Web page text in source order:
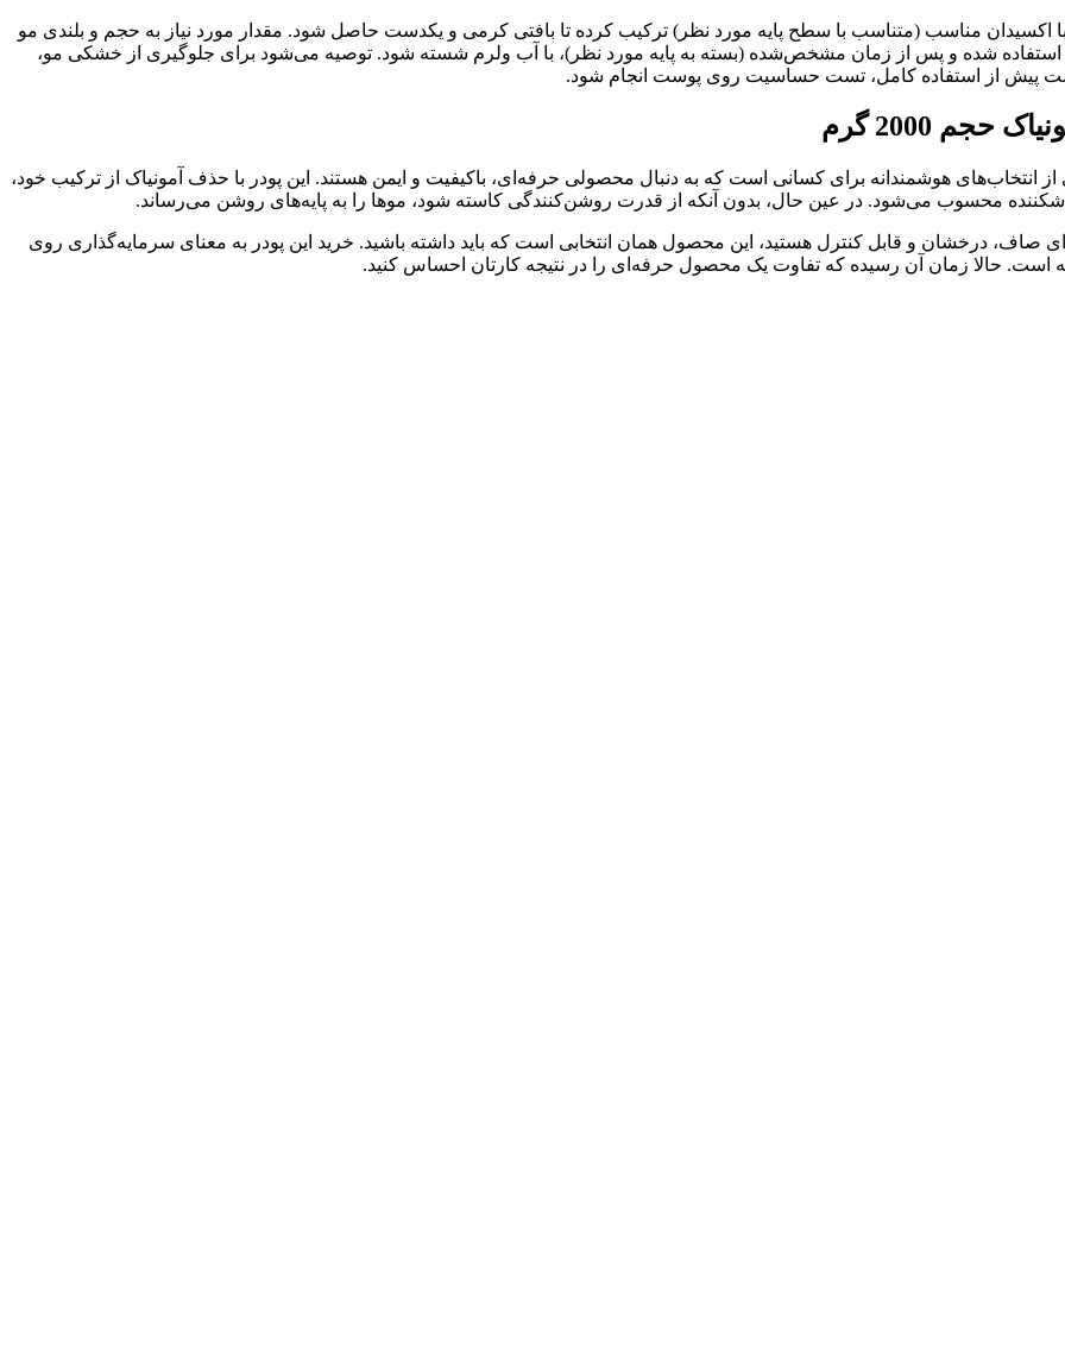
اکسیدان مناسب (متناسب با سطح پایه مورد نظر) ترکیب کرده تا بافتی کرمی و یکدست حاصل شود. مقدار مورد نیاز به حجم و بلندی مو
شده و پس از زمان مشخص‌شده (بسته به پایه مورد نظر)، با آب ولرم شسته شود. توصیه می‌شود برای جلوگیری از خشکی مو،
پیش از استفاده کامل، تست حساسیت روی پوست انجام شود.
2000 گرم
بدون آمونیاک مکس دلوکس با حجم ۲۰۰۰ گرم، یکی از انتخاب‌های هوشمندانه برای کسانی است که به دنبال محصولی حرفه‌ای، باکیفیت و ایمن هستند. این پودر با حذف آمونیاک از ترکیب خود،
محسوب می‌شود. در عین حال، بدون آنکه از قدرت روشن‌کنندگی کاسته شود، موها را به پایه‌های روشن می‌رساند.
صاف، درخشان و قابل کنترل هستید، این محصول همان انتخابی است که باید داشته باشید. خرید این پودر به معنای سرمایه‌گذاری روی
است. حالا زمان آن رسیده که تفاوت یک محصول حرفه‌ای را در نتیجه کارتان احساس کنید.